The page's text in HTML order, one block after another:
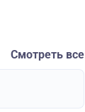
Смотреть все